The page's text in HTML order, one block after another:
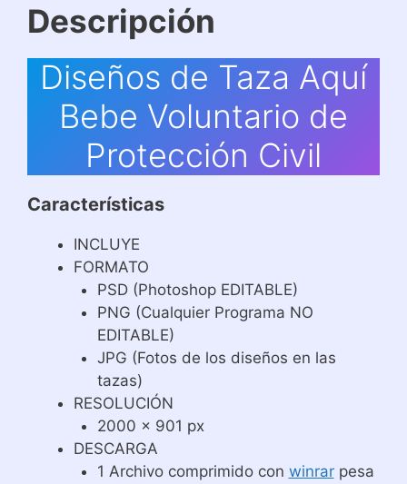
Descripción
Diseños de Taza Aquí
Bebe Voluntario de
Protección Civil
Características
INCLUYE
FORMATO
PSD (Photoshop EDITABLE)
PNG (Cualquier Programa NO
EDITABLE)
JPG (Fotos de los diseños en las
tazas)
RESOLUCIÓN
2000 x 901 px
DESCARGA
1 Archivo comprimido con winrarpesa